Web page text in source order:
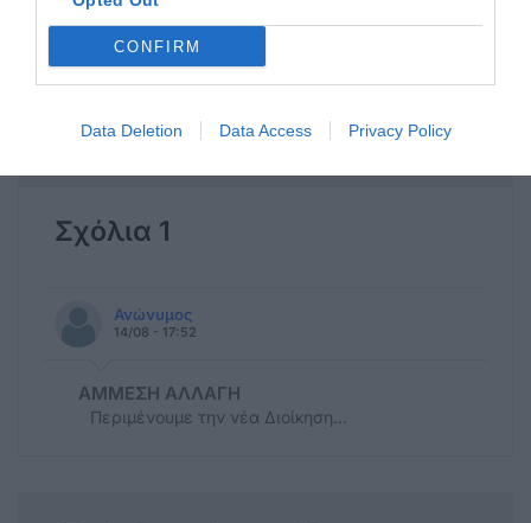
CONFIRM
Data Deletion Data Access Privacy Policy
Η ανωνυμία είναι το καλύτερο κρησφύγετο δειλίας και
Σχόλια 1
Ανώνυμος
14/08 - 17:52
ΑΜΜΕΣΗ ΑΛΛΑΓΗ
Περιμένουμε την νέα Διοίκηση...